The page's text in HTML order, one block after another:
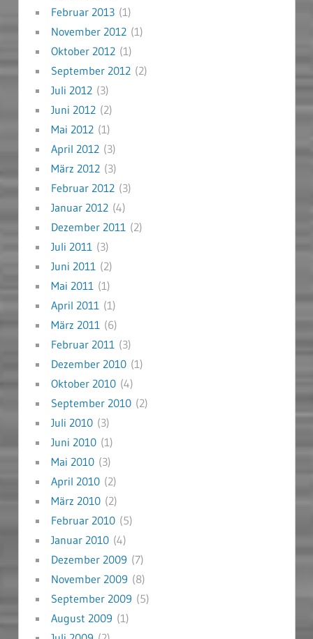
Februar 2013(1)
November 2012(1)
Oktober 2012(1)
September 2012(2)
Juli 2012(3)
Juni 2012(2)
Mai 2012(1)
April 2012(3)
März 2012(3)
Februar 2012(3)
Januar 2012(4)
Dezember 2011 (2)
Juli 2011 (3)
Juni 2011 (2)
Mai 2011 (1)
April 2011 (1)
März 2011 (6)
Februar 2011 (3)
Dezember 2010(1)
Oktober 2010(4)
September 2010(2)
Juli 2010(3)
Juni 2010(1)
Mai 2010(3)
April 2010(2)
März 2010(2)
Februar 2010(5)
Januar 2010(4)
Dezember 2009 (7)
November 2009 (8)
September 2009 (5)
August 2009 (1)